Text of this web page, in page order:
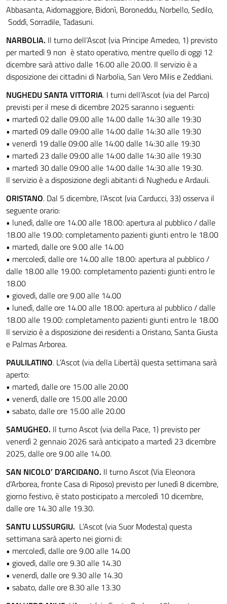
Abbasanta, Aidomaggiore, Bidonì, Boroneddu, Norbello, Sedilo,
Soddì, Sorradile, Tadasuni.
NARBOLIA. Il turno dell’Ascot (via Principe Amedeo, 1) previsto
per martedì 9 non è stato operativo, mentre quello di oggi 12
dicembre sarà attivo dalle 16.00 alle 20.00. Il servizio è a
disposizione dei cittadini di Narbolia, San Vero Milis e Zeddiani.
NUGHEDU SANTA VITTORIA. I turni dell’Ascot (via del Parco)
previsti per il mese di dicembre 2025 saranno i seguenti:
• martedì 02 dalle 09.00 alle 14.00 dalle 14:30 alle 19:30
• martedì 09 dalle 09:00 alle 14:00 dalle 14:30 alle 19:30
• venerdì 19 dalle 09:00 alle 14:00 dalle 14:30 alle 19:30
• martedì 23 dalle 09:00 alle 14:00 dalle 14:30 alle 19:30
• martedì 30 dalle 09:00 alle 14:00 dalle 14:30 alle 19:30.
Il servizio è a disposizione degli abitanti di Nughedu e Ardauli.
ORISTANO. Dal 5 dicembre, l’Ascot (via Carducci, 33) osserva il
seguente orario:
• lunedì, dalle ore 14.00 alle 18.00: apertura al pubblico / dalle
18.00 alle 19.00: completamento pazienti giunti entro le 18.00
• martedì, dalle ore 9.00 alle 14.00
• mercoledì, dalle ore 14.00 alle 18.00: apertura al pubblico /
dalle 18.00 alle 19.00: completamento pazienti giunti entro le
18.00
• giovedì, dalle ore 9.00 alle 14.00
• lunedì, dalle ore 14.00 alle 18.00: apertura al pubblico / dalle
18.00 alle 19.00: completamento pazienti giunti entro le 18.00
Il servizio è a disposizione dei residenti a Oristano, Santa Giusta
e Palmas Arborea.
PAULILATINO. L’Ascot (via della Libertà) questa settimana sarà
aperto:
• martedì, dalle ore 15.00 alle 20.00
• venerdì, dalle ore 15.00 alle 20.00
• sabato, dalle ore 15.00 alle 20.00
SAMUGHEO. Il turno Ascot (via della Pace, 1) previsto per
venerdì 2 gennaio 2026 sarà anticipato a martedì 23 dicembre
2025, dalle ore 9.00 alle 14.00.
SAN NICOLO’ D’ARCIDANO. Il turno Ascot (Via Eleonora
d’Arborea, fronte Casa di Riposo) previsto per lunedì 8 dicembre,
giorno festivo, è stato posticipato a mercoledì 10 dicembre,
dalle ore 14.30 alle 19.30.
SANTU LUSSURGIU. L’Ascot (via Suor Modesta) questa
settimana sarà aperto nei giorni di:
• mercoledì, dalle ore 9.00 alle 14.00
• giovedì, dalle ore 9.30 alle 14.30
• venerdì, dalle ore 9.30 alle 14.30
• sabato, dalle ore 8.30 alle 13.30